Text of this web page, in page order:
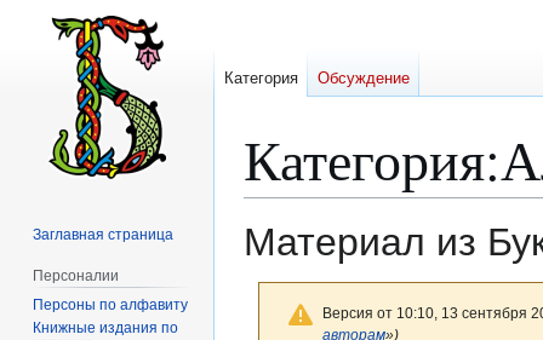
Категория:
Материал из
Версия от 10:10, 13 сентября
авторам»)
Категория Обсуждение
Заглавная страница
Персоналии
Персоны по алфавиту
Книжные издания по